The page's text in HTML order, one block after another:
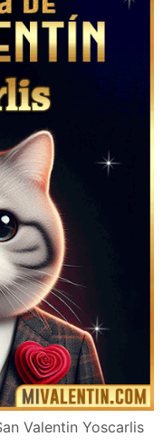
Valentin Yoscarlis